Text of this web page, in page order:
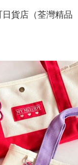
日貨店（荃灣精品